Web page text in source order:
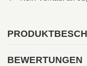
BEWERTUNGEN